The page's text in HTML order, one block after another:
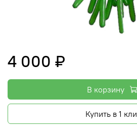
4 000 ₽
В корзину
Купить в 1